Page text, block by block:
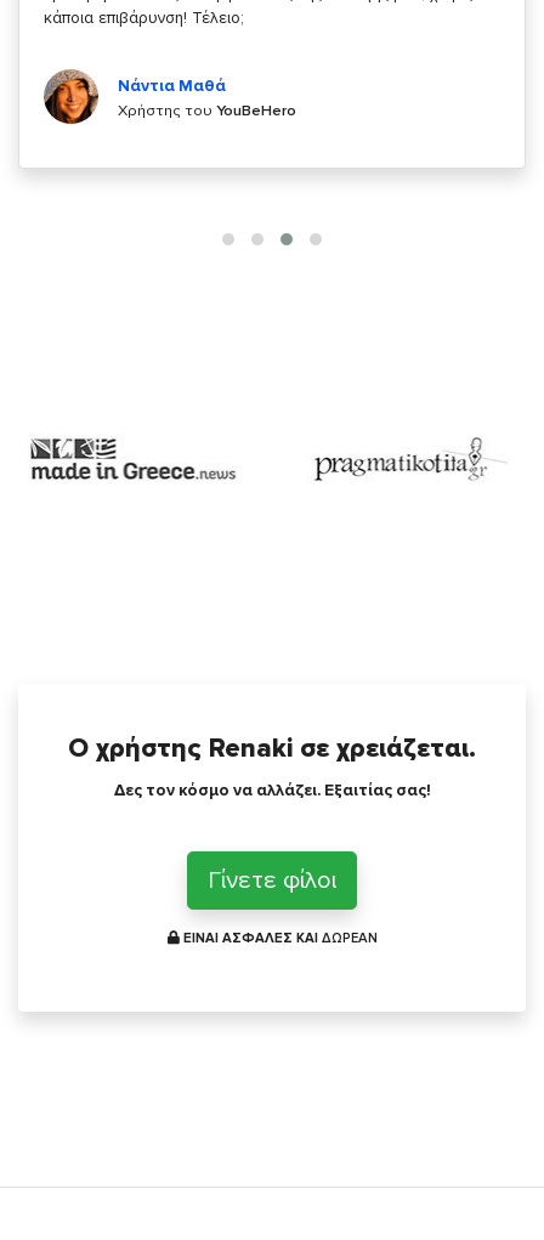
Χρήστης τουYouBeHero
Ο χρήστης Renaki σε χρειάζεται.
Δες τον κόσμο να αλλάζει. Εξαιτίας σας!
Γίνετε φίλοι
ΕΙΝΑΙ ΑΣΦΑΛΕΣ ΚΑΙ ΔΩΡΕΑΝ